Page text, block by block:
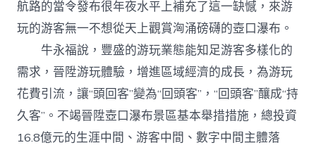
航路的當令發布很年夜水平上補充了這一缺憾，來游
玩的游客無一不想從天上觀賞洶涌磅礴的壺口瀑布。
牛永福說，豐盛的游玩業態能知足游客多樣化的
需求，晉陞游玩體驗，增進區域經濟的成長，為游玩
花費引流，讓“頭回客”變為“回頭客”，“回頭客”釀成“持
久客”。不竭晉陞壺口瀑布景區基本舉措措施，總投資
16.8億元的生涯中間、游客中間、數字中間主體落